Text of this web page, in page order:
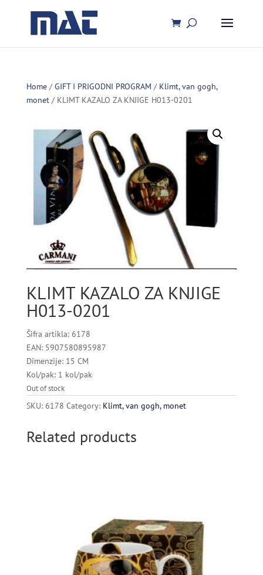
Home/GIFT I PRIGODNI PROGRAM / Klimt, van gogh,
monet/ KLIMT KAZALO ZA KNJIGE H013-0201
KLIMT KAZALO ZA KNJIGE
H013-0201
Šifra artikla: 6178
EAN: 5907580895987
Dimenzije: 15 CM
Kol/pak: 1 kol/pak
Out of stock
SKU: 6178 Category: Klimt, van gogh, monet
Related products